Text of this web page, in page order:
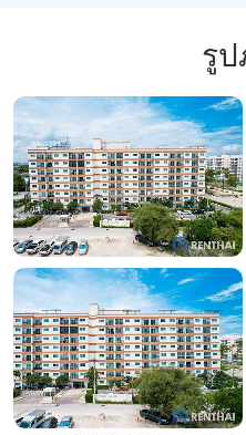
รูป